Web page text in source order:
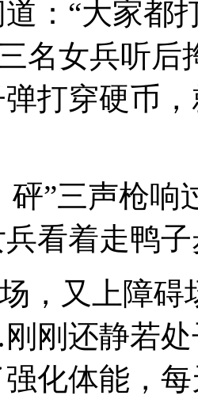
：“大家都
名女兵听
打穿硬币
砰”三声枪
看着走鸭
，又上障
刚还静若处
化体能，